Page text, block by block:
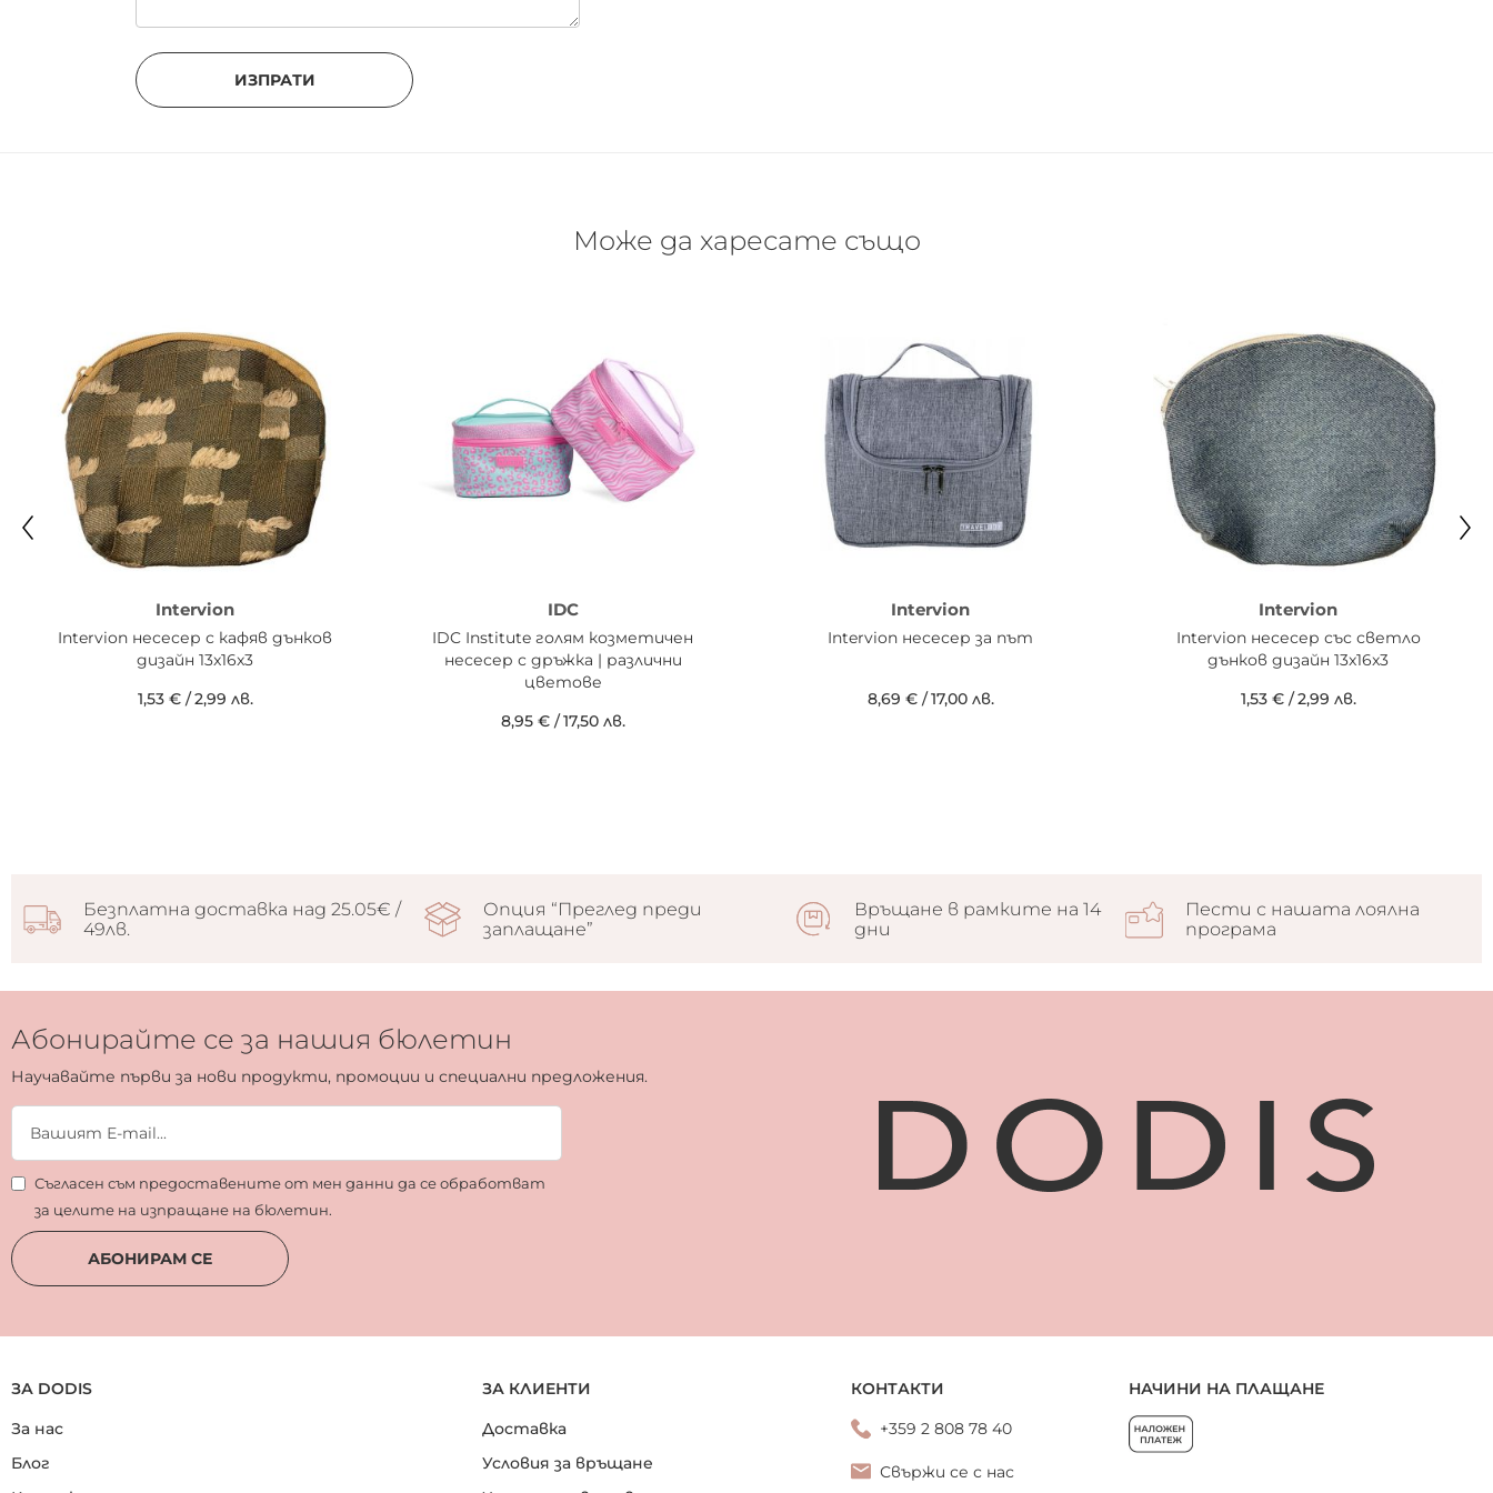
ИЗПРАТИ
Може да харесате също
Intervion
Intervion несесер с кафяв дънков
дизайн 13x16x3
1,53 €/2,99 лв.
IDC
IDC Institute голям козметичен
несесер с дръжка | различни
цветове
8,95 €/17,50 лв.
Intervion
Intervion несесер за път
8,69 €/17,00 лв.
Intervion
Intervion несесер със светло
дънков дизайн 13x16x3
1,53 €/2,99 лв.
Безплатна доставка над 25.05€ /
49лв.
Опция “Преглед преди
заплащане”
Връщане в рамките на 14
дни
Пести с нашата лоялна
програма
Абонирайте се за нашия бюлетин
Научавайте първи за нови продукти, промоции и специални предложения.
Съгласен съм предоставените от мен данни да се обработват
за целите на изпращане на бюлетин.
АБОНИРАМ СЕ
ЗА DODIS
За нас
Блог
ЗА КЛИЕНТИ
Доставка
Условия за връщане
КОНТАКТИ
+359 2 808 78 40
Свържи се с нас
НАЧИНИ НА ПЛАЩАНЕ